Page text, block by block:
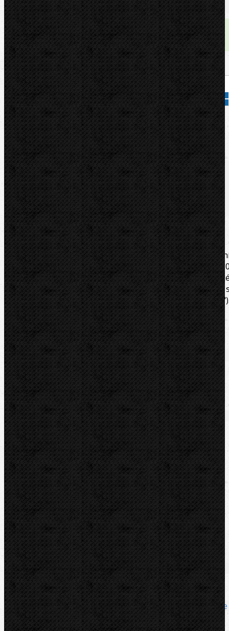
3 749,79 Kč
Dostupnost:
skladem
Množství:
Přidat do košíku
Kód zboží: 36092
Značka:
RIDGID
Popis
Soubory/Odkazy
Videa
Zařazení
Komentáře (0)
Ohýbací kleště serie 400, model 405. Určeny pro
trubek z mědi, tenkostěn. oceli a nerezavějící oceli do
(max. tloušťky stěny 1,5 mm). Pro palcové i
trubky. Minimální úsilí při ohýbání. Páky rukojetí
odpruženými držadly. Vnější rozměr trubky: 8mm(5/
Poloměr ohybu: 24mm (15/16˝). Hmotnost: 1,18Kg.
Soubory/Odkazy
Ridgid ohýbačky
Katalogový list
Video
Zařazení
Mechanické
Mechanické / Ohýbačky a ohýbací sady
Komentáře